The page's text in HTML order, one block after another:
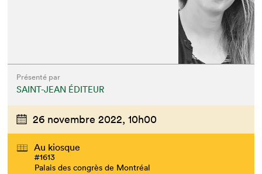
Présenté par
SAINT-JEAN ÉDITEUR
26 novembre 2022, 10h00
Au kiosque
#1613
Palais des congrès de Montréal